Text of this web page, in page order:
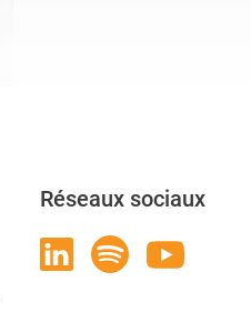
Réseaux sociaux